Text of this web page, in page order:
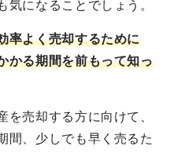
気になることでしょう。
率よく売却するために
かる期間を前もって知っ
を売却する方に向けて、
間、少しでも早く売るた